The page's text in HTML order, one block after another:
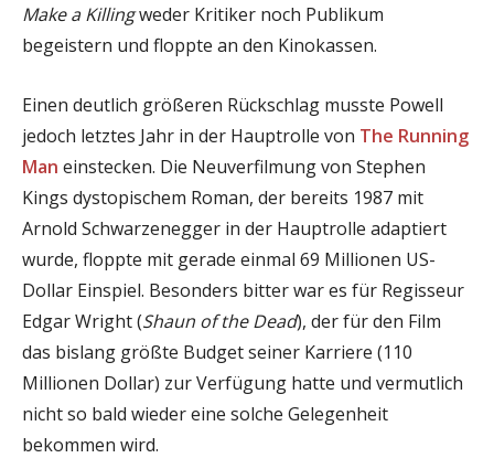
Make a Killingweder Kritiker noch Publikum
begeistern und floppte an den Kinokassen.
Einen deutlich größeren Rückschlag musste Powell
jedoch letztes Jahr in der Hauptrolle von The Running
Man einstecken. Die Neuverfilmung von Stephen
Kings dystopischem Roman, der bereits 1987 mit
Arnold Schwarzenegger in der Hauptrolle adaptiert
wurde, floppte mit gerade einmal 69 Millionen US-
Dollar Einspiel. Besonders bitter war es für Regisseur
Edgar Wright (Shaun of the Dead), der für den Film
das bislang größte Budget seiner Karriere (110
Millionen Dollar) zur Verfügung hatte und vermutlich
nicht so bald wieder eine solche Gelegenheit
bekommen wird.